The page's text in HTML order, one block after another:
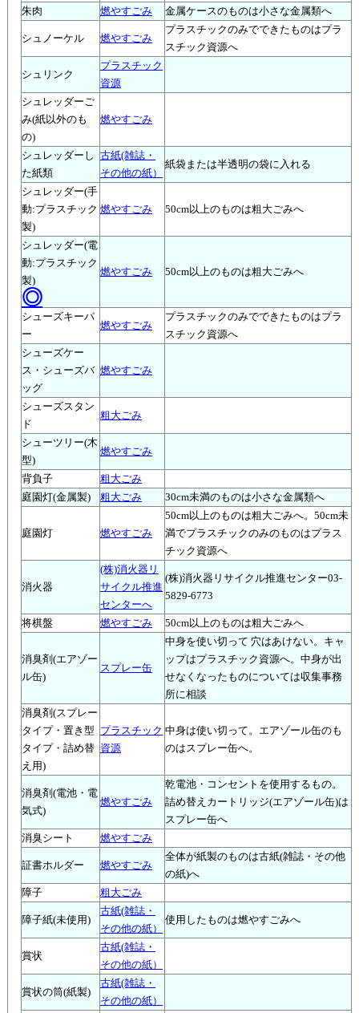
朱肉 燃やすごみ 金属ケースのものは小さな金属類へ
シュノーケル 燃やすごみ
プラスチックのみでできたものはプラ
スチック資源へ
シュリンク
プラスチック
資源
シュレッダーご
み(紙以外のも
の)
燃やすごみ
シュレッダーし
た紙類
古紙(雑誌・
その他の紙）
紙袋または半透明の袋に入れる
シュレッダー(手
動:プラスチック
製)
燃やすごみ 50cm以上のものは粗大ごみへ
シュレッダー(電
動:プラスチック
製)
◎
燃やすごみ 50cm以上のものは粗大ごみへ
シューズキーパ
ー
燃やすごみ
プラスチックのみでできたものはプラ
スチック資源へ
シューズケー
ス・シューズバ
ッグ
燃やすごみ
シューズスタン
ド
粗大ごみ
シューツリー(木
型)
燃やすごみ
背負子
粗大ごみ
庭園灯(金属製)
粗大ごみ 30cm未満のものは小さな金属類へ
庭園灯 燃やすごみ
50cm以上のものは粗大ごみへ。50cm未
満でプラスチックのみのものはプラス
チック資源へ
消火器
(株)消火器リ
サイクル推進
センターへ
(株)消火器リサイクル推進センター03-
5829-6773
将棋盤 燃やすごみ 50cm以上のものは粗大ごみへ
消臭剤(エアゾー
ル缶)
スプレー缶
中身を使い切って 穴はあけない。キャ
ップはプラスチック資源へ。中身が出
せなくなったものについては収集事務
所に相談
消臭剤(スプレー
タイプ・置き型
タイプ・詰め替
え用)
プラスチック
資源
中身は使い切って。エアゾール缶のも
のはスプレー缶へ。
消臭剤(電池・電
気式)
燃やすごみ
乾電池・コンセントを使用するもの。
詰め替えカートリッジ(エアゾール缶)は
スプレー缶へ
消臭シート
燃やすごみ
証書ホルダー 燃やすごみ
全体が紙製のものは古紙(雑誌・その他
の紙)へ
障子
粗大ごみ
障子紙(未使用)
古紙(雑誌・
その他の紙）
使用したものは燃やすごみへ
賞状
古紙(雑誌・
その他の紙）
賞状の筒(紙製)
古紙(雑誌・
その他の紙）